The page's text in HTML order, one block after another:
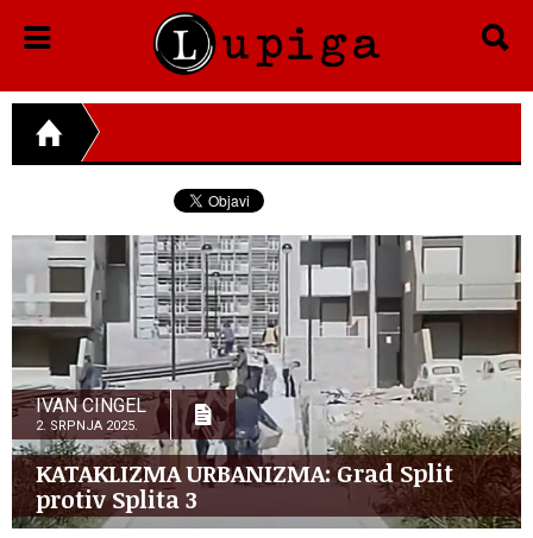
IVAN CINGEL
2. SRPNJA 2025.
KATAKLIZMA URBANIZMA: Grad Split
protiv Splita 3